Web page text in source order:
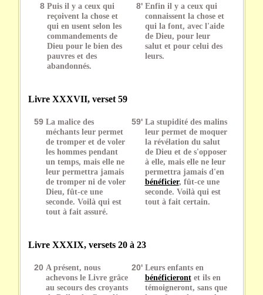
8 Puis il y a ceux qui
reçoivent la chose et
qui en usent selon les
commandements de
Dieu pour le bien des
pauvres et des
abandonnés.
8' Enfin il y a ceux qui
connaissent la chose et
qui la font, avec l'aide
de Dieu, pour leur
salut et pour celui des
leurs.
Livre XXXVII, verset 59
59 La malice des
méchants leur permet
de tromper et de voler
les hommes pendant
un temps, mais elle ne
leur permettra jamais
de tromper ni de voler
Dieu, fût-ce une
seconde. Voilà qui est
tout à fait assuré.
59' La stupidité des malins
leur permet de moquer
la révélation du salut
de Dieu et de s'opposer
à elle, mais elle ne leur
permettra jamais d'en
bénéficier, fût-ce une
seconde. Voilà qui est
tout à fait certain.
Livre XXXIX, versets 20 à 23
20 A présent, nous
achevons le Livre grâce
au secours des croyants
20' Leurs enfants en
bénéficierontet ils en
témoigneront, sans que